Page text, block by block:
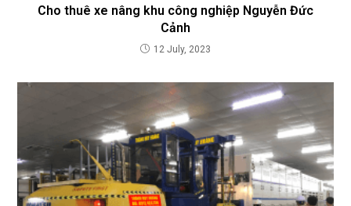
Cho thuê xe nâng khu công nghiệp Nguyễn Đức
Cảnh
12 July, 2023